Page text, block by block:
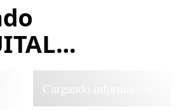
Cargando información...